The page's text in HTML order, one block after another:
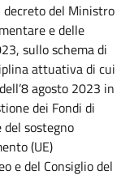
decreto del Ministro
e delle
sullo schema di
attuativa di cui
agosto 2023 in
dei Fondi di
sostegno
(UE)
e del Consiglio del